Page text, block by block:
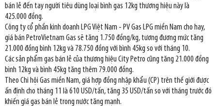
bán lẻ đến tay người tiêu dùng loại bình gas 12kg thương hiệu này là
425.000 đồng.
Công ty cổ phần kinh doanh LPG Việt Nam - PV Gas LPG miền Nam cho hay,
giá bán PetroVietnam Gas sẽ tăng 1.750 đồng/kg, tương đương mức tăng
21.000 đồng bình 12kg và 78.750 đồng với bình 45kg so với tháng 10.
Các sản phẩm gas bán lẻ của thương hiệu City Petro cũng tăng 21.000 đồng
bình 12kg và bình 45kg tăng thêm 79.000 đồng.
Theo Chi hội Gas miền Nam, giá hợp đồng nhập khẩu (CP) trên thế giới được
ấn định cho tháng 11 là 610 USD/tấn, tăng 35 USD/tấn so với tháng trước đó
khiến giá gas bán lẻ trong nước tăng mạnh.